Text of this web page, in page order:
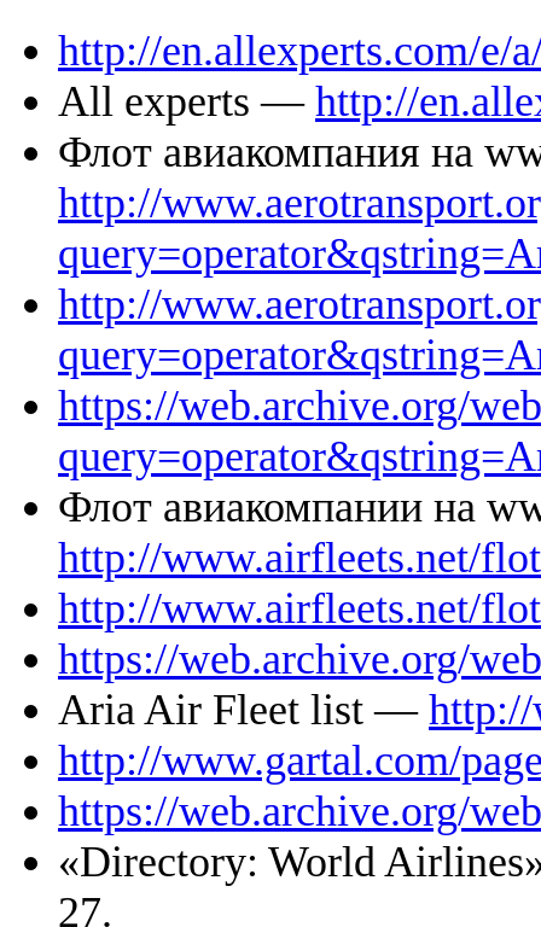
http://en.allexperts.com/e/
All experts — http://
Флот авиакомпания на
http://
http://
https://web.archive.org/
Флот авиакомпании на
http://www.airfleets.net/
http://www.airfleets.net/
https://web.archive.org/
Aria Air Fleet list — http://
http://www.gartal.com/
https://web.archive.org/
«Directory: World
27.